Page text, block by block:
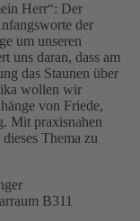
Herr“: Der
der
um unseren
uns daran, dass am
das Staunen über
wollen wir
von Friede,
Mit praxisnahen
Thema zu
B311